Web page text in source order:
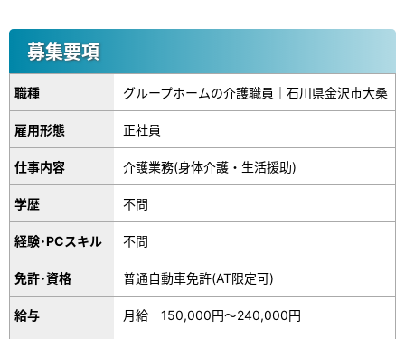
募集要項
職種 グループホームの介護職員｜石川県金沢市大桑
雇用形態 正社員
仕事内容 介護業務(身体介護・生活援助)
学歴 不問
経験･PCスキル 不問
免許･資格 普通自動車免許(AT限定可)
給与 月給 150,000円～240,000円